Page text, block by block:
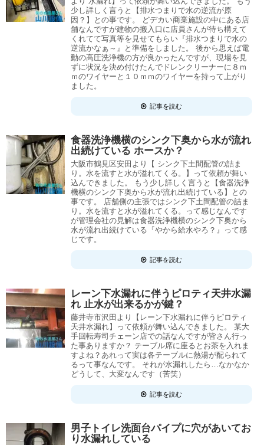
少し詳しく言うと【排水つまりで水の逆流が原
因？】との事です。 どデカい商業施設の中にある店
舗なんですが建物の搬入口に店員さんが待ち構えて
くれてて写真等を見せてもらい『排水つまりで水の
逆流かなぁ～』と準備をしました。 後から思えば電
動の高圧洗浄機の方が良かったんですが、現場を見
ずに状況を決め付けたんでドレンクリーナーに８ｍ
ｍのワイヤーと１０ｍｍのワイヤーを持って上がり
ました。
記事を読む
食器洗浄機横のシンク下奥から水が流れ
出続けている ホースか？
大阪市鶴見区安田より【 シンク下土間配管の詰ま
り。水を流すと水が溢れてくる。】って依頼が舞い
込んできました。 もう少し詳しく言うと【食器洗浄
機横のシンク下奥から水が流れ出続けている】との
事です。 店舗側の主張ではシンク下土間配管の詰ま
り。水を流すと水が溢れてくる。って感じなんです
が管理会社の見解は食器洗浄機横のシンク下奥から
水が流れ出続けている『やから給水やろ？』って感
じです。
記事を読む
レーン下水漏れに伴うピロティ天井水漏
れ 止水が出来るかが鍵？
藤井寺市沢田より【レーン下水漏れに伴うピロティ
天井水漏れ】って依頼が舞い込んできました。 某大
手回転寿司チェーン店での話なんですが皆さん行っ
た事ありますか？ テーブル席に座るとお茶を入れま
すよね？あれって実は各テーブルに熱湯が配られて
るって事なんです。 それが水漏れしたら…なかなか
どうして、大変なんです（苦笑）
記事を読む
男子トイレ洗面台パイプに穴があいてお
り水漏れしている